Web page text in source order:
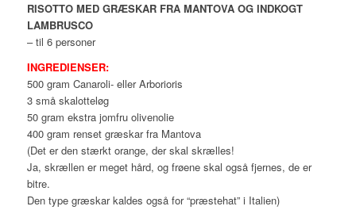
RISOTTO MED GRÆSKAR FRA MANTOVA OG INDKOGT
LAMBRUSCO
– til 6 personer
INGREDIENSER:
500 gram Canaroli- eller Arborioris
3 små skalotteløg
50 gram ekstra jomfru olivenolie
400 gram renset græskar fra Mantova
(Det er den stærkt orange, der skal skrælles!
Ja, skrællen er meget hård, og frøene skal også fjernes, de er
bitre.
Den type græskar kaldes også for “præstehat” i Italien)